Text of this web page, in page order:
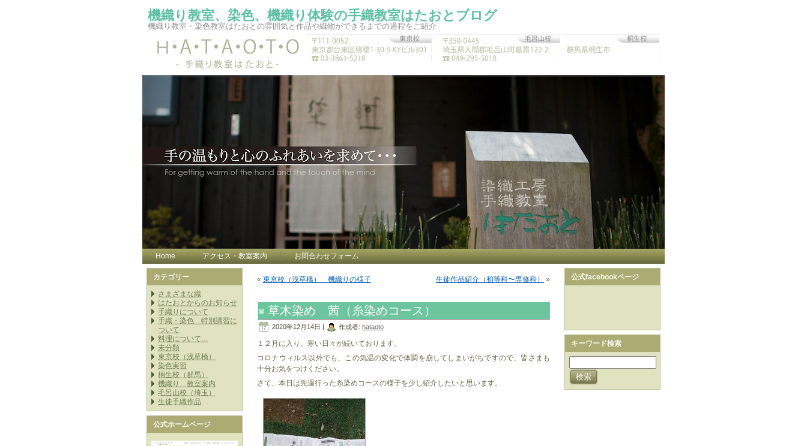
機織り教室、染色、機織り体験の手織教室はたおとブログ
機織り教室・染色教室はたおとの雰囲気と作品や織物ができるまでの過程をご紹介
Home アクセス・教室案内 お問合わせフォーム
カテゴリー
さまざまな織
はたおとからのお知らせ
手織りについて
手織・染色 特別講習に
ついて
料理について…
未分類
東京校（浅草橋）
染色実習
桐生校（群馬）
機織り 教室案内
毛呂山校（埼玉）
生徒手織作品
公式ホームページ
« 東京校（浅草橋） 機織りの様子 生徒作品紹介（初等科〜専修科） »
草木染め 茜（糸染めコース）
2020年12月14日 | 作成者: hataoto
１２月に入り、寒い日々が続いております。
コロナウィルス以外でも、この気温の変化で体調を崩してしまいがちですので、皆さまも
十分お気をつけください。
さて、本日は先週行った糸染めコースの様子を少し紹介したいと思います。
公式facebookページ
キーワード検索